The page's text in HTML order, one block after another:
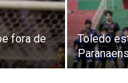
fora de
Toledo